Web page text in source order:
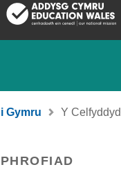
Gymru Y